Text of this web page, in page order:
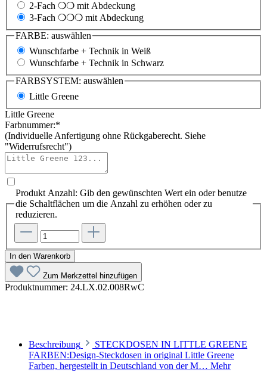
2-Fach ❍❍ mit Abdeckung
3-Fach ❍❍❍ mit Abdeckung
FARBE: auswählen
Wunschfarbe + Technik in Weiß
Wunschfarbe + Technik in Schwarz
FARBSYSTEM: auswählen
Little Greene
Little Greene
Farbnummer:*
(Individuelle Anfertigung ohne Rückgaberecht. Siehe
"Widerrufsrecht")
Produkt Anzahl: Gib den gewünschten Wert ein oder benutze
die Schaltflächen um die Anzahl zu erhöhen oder zu
reduzieren.
In den Warenkorb
Zum Merkzettel hinzufügen
Produktnummer: 24.LX.02.008RwC
Beschreibung
STECKDOSEN IN LITTLE GREENE
FARBEN:Design-Steckdosen in original Little Greene
Farben, hergestellt in Deutschland von der M… Mehr